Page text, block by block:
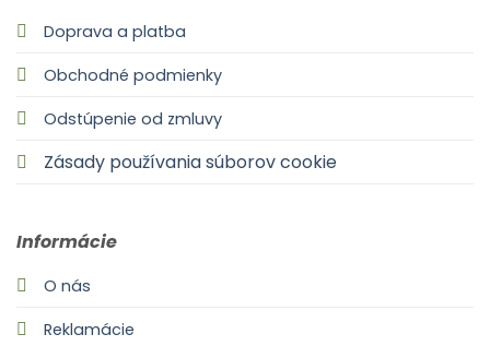
Doprava a platba
Obchodné podmienky
Odstúpenie od zmluvy
Zásady používania súborov cookie
Informácie
O nás
Reklamácie